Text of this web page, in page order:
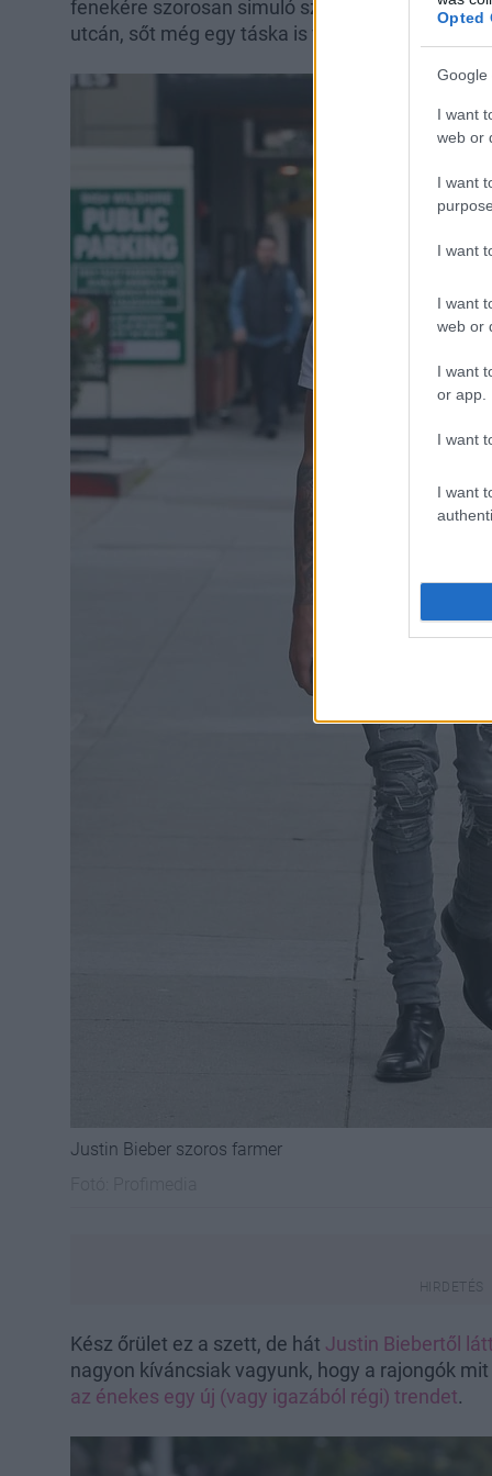
Opted
Google
I want
web or
I want
I want
I want
web or
I want
or app.
I want
I want
fenekére szorosan simuló szürke farmerben és
utcán, sőt még egy táska is volt nála.
Justin Bieber szoros farmer
Kész őrület ez a szett, de hát Justin Biebertől
nagyon kíváncsiak vagyunk, hogy a rajongók
az énekes egy új (vagy igazából régi) trendet.